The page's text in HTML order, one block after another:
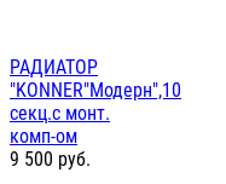
РАДИАТОР
"KONNER"Модерн",10
секц.с монт.
комп-ом
9 500 руб.